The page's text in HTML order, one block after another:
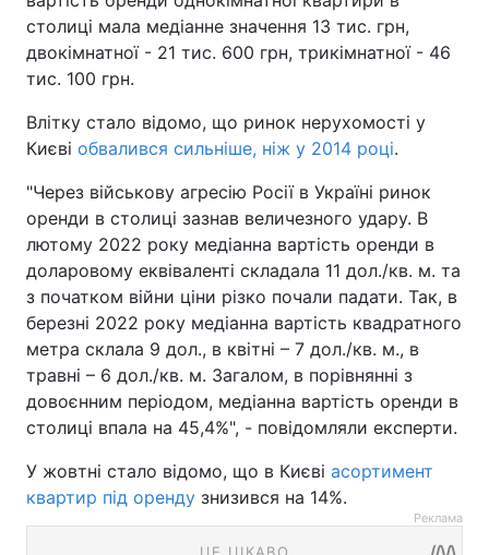
столиці мала медіанне значення 13 тис. грн,
двокімнатної - 21 тис. 600 грн, трикімнатної - 46
тис. 100 грн.
Влітку стало відомо, що ринок нерухомості у
Києві обвалився сильніше, ніж у 2014 році.
"Через військову агресію Росії в Україні ринок
оренди в столиці зазнав величезного удару. В
лютому 2022 року медіанна вартість оренди в
доларовому еквіваленті складала 11 дол./кв. м. та
з початком війни ціни різко почали падати. Так, в
березні 2022 року медіанна вартість квадратного
метра склала 9 дол., в квітні – 7 дол./кв. м., в
травні – 6 дол./кв. м. Загалом, в порівнянні з
довоєнним періодом, медіанна вартість оренди в
столиці впала на 45,4%", - повідомляли експерти.
У жовтні стало відомо, що в Києві асортимент
квартир під оренду знизився на 14%.
Реклама